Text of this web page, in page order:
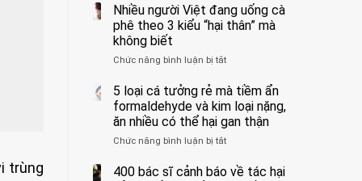
trùng
này
suốt
bác
“Xoắn
900
độ,
không
kịp
quá
mạnh
vệ
4
nhóm
người
được
bác
cảnh
ca
tử
tay
miệng:
Bác
Bệnh
viện
đồng
Nhiều người Việt đang uống cà
phê theo 3 kiểu “hại thân” mà
không biết
Chức năng bình luận bị tắtở
người
Việt
đang
uống
cà
theo
5 loại cá tưởng rẻ mà tiềm ẩn
formaldehyde và kim loại nặng,
ăn nhiều có thể hại gan thận
Chức năng bình luận bị tắtở
loại
400 bác sĩ cảnh báo về tác hại